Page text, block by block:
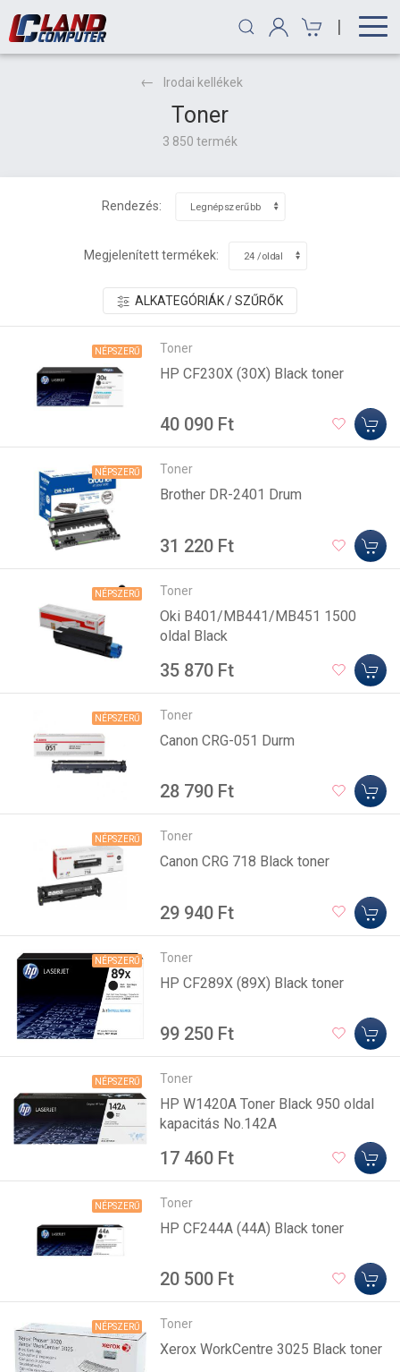
|
Irodai kellékek
Toner
3 850 termék
Rendezés:
Megjelenített termékek:
ALKATEGÓRIÁK / SZŰRŐK
NÉPSZERŰ Toner
HP CF230X (30X) Black toner
40 090 Ft
NÉPSZERŰ Toner
Brother DR-2401 Drum
31 220 Ft
NÉPSZERŰ Toner
Oki B401/MB441/MB451 1500
oldal Black
35 870 Ft
NÉPSZERŰ Toner
Canon CRG-051 Durm
28 790 Ft
NÉPSZERŰ Toner
Canon CRG 718 Black toner
29 940 Ft
NÉPSZERŰ Toner
HP CF289X (89X) Black toner
99 250 Ft
NÉPSZERŰ Toner
HP W1420A Toner Black 950 oldal
kapacitás No.142A
17 460 Ft
NÉPSZERŰ Toner
HP CF244A (44A) Black toner
20 500 Ft
NÉPSZERŰ Toner
Xerox WorkCentre 3025 Black toner